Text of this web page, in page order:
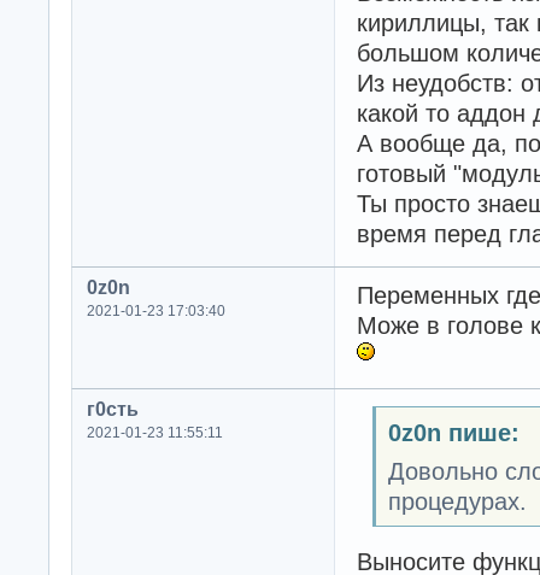
кириллицы, так
большом
Из неудобств:
какой то аддон
А вообще да,
готовый
Ты просто
время перед
0z0n
2021-01-23 17:03:40
Переменных
Може в голове
г0сть
2021-01-23 11:55:11
0z0n пише:
Довольно
процедурах.
Выносите